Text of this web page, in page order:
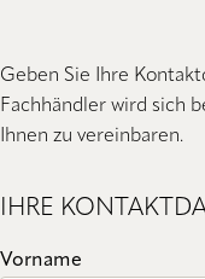
Geben Sie Ihre
Fachhändler wird sich
Ihnen zu vereinbaren.
IHRE
Vorname